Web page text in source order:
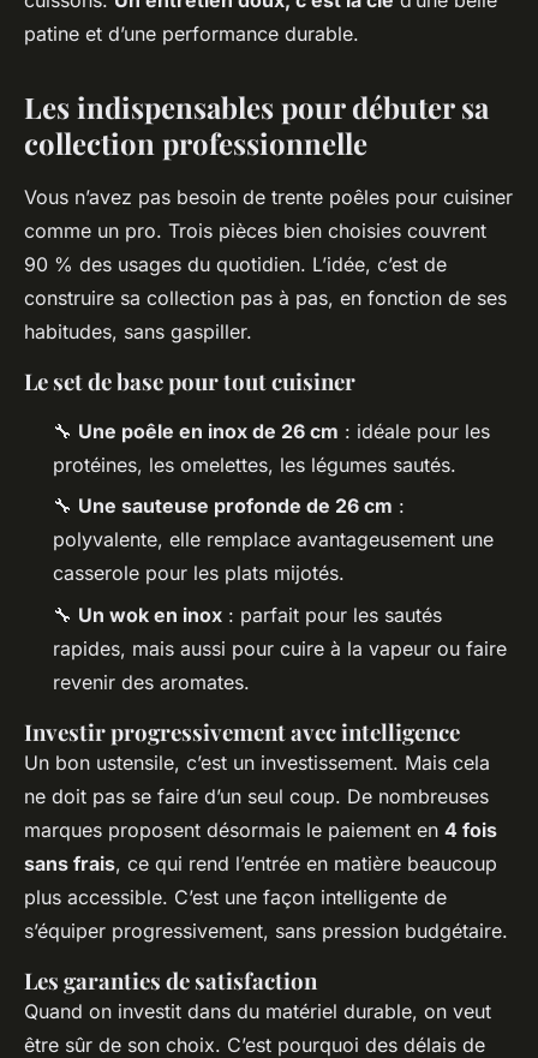
patine et d’une performance durable.
Les indispensables pour débuter sa
collection professionnelle
Vous n’avez pas besoin de trente poêles pour cuisiner
comme un pro. Trois pièces bien choisies couvrent
90 % des usages du quotidien. L’idée, c’est de
construire sa collection pas à pas, en fonction de ses
habitudes, sans gaspiller.
Le set de base pour tout cuisiner
🔧 Une poêle en inox de 26 cm : idéale pour les
protéines, les omelettes, les légumes sautés.
🔧 Une sauteuse profonde de 26 cm :
polyvalente, elle remplace avantageusement une
casserole pour les plats mijotés.
🔧 Un wok en inox : parfait pour les sautés
rapides, mais aussi pour cuire à la vapeur ou faire
revenir des aromates.
Investir progressivement avec intelligence
Un bon ustensile, c’est un investissement. Mais cela
ne doit pas se faire d’un seul coup. De nombreuses
marques proposent désormais le paiement en 4 fois
sans frais, ce qui rend l’entrée en matière beaucoup
plus accessible. C’est une façon intelligente de
s’équiper progressivement, sans pression budgétaire.
Les garanties de satisfaction
Quand on investit dans du matériel durable, on veut
être sûr de son choix. C’est pourquoi des délais de